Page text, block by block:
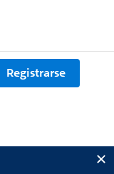
Registrarse